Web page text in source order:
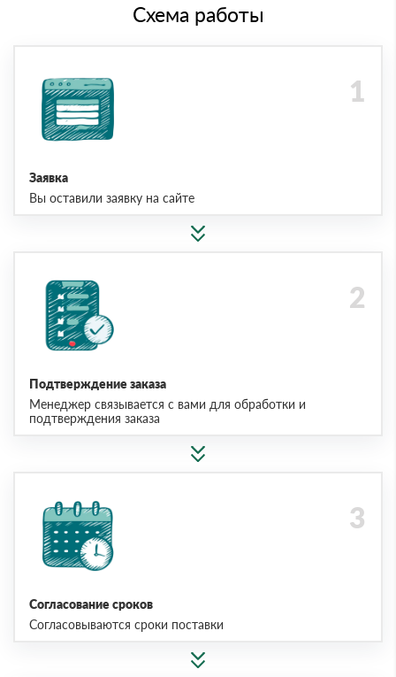
Схема работы
Заявка
Вы оставили заявку на сайте
Подтверждение заказа
Менеджер связывается с вами для обработки и
подтверждения заказа
Согласование сроков
Согласовываются сроки поставки